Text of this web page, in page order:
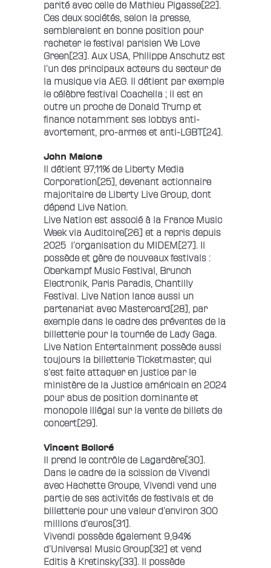
parité avec celle de Mathieu Pigasse[22].
Ces deux sociétés, selon la presse,
sembleraient en bonne position pour
racheter le festival parisien We Love
Green[23]. Aux USA, Philippe Anschutz est
l’un des principaux acteurs du secteur de
la musique via AEG. Il détient par exemple
le célèbre festival Coachella ; il est en
outre un proche de Donald Trump et
finance notamment ses lobbys anti-
avortement, pro-armes et anti-LGBT[24].
John Malone
Il détient 97,11% de Liberty Media
Corporation[25], devenant actionnaire
majoritaire de Liberty Live Group, dont
dépend Live Nation.
Live Nation est associé à la France Music
Week via Auditoire[26] et a repris depuis
2025 l’organisation du MIDEM [27]. Il
possède et gère de nouveaux festivals :
Oberkampf Music Festival, Brunch
Electronik, Paris Paradis, Chantilly
Festival. Live Nation lance aussi un
partenariat avec Mastercard[28], par
exemple dans le cadre des préventes de la
billetterie pour la tournée de Lady Gaga.
Live Nation Entertainment possède aussi
toujours la billetterie Ticketmaster, qui
s’est faite attaquer en justice par le
ministère de la Justice américain en 2024
pour abus de position dominante et
monopole illégal sur la vente de billets de
concert[29].
Vincent Bolloré
Il prend le contrôle de Lagardère[30].
Dans le cadre de la scission de Vivendi
avec Hachette Groupe, Vivendi vend une
partie de ses activités de festivals et de
billetterie pour une valeur d’environ 300
millions d’euros[31].
Vivendi possède également 9,94%
d’Universal Music Group[32] et vend
Editis à Kretinsky[33]. Il possède